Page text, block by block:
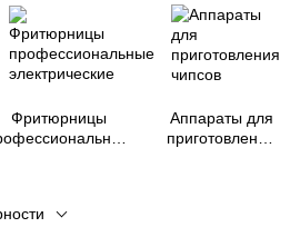
Фритюрницы
Аппараты для
приготовления